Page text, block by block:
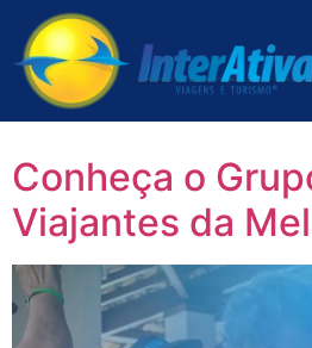
Conheça o
Viajantes da